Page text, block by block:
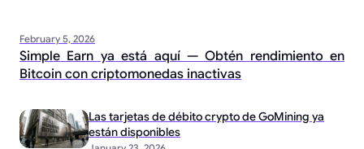
February 5, 2026
Simple Earn ya está aquí — Obtén rendimiento en
Bitcoin con criptomonedas inactivas
Las tarjetas de débito crypto de GoMining ya
están disponibles